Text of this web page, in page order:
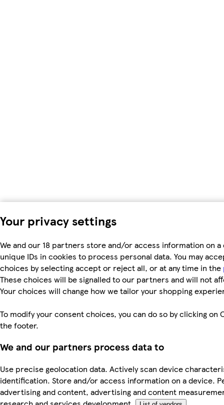
Your privacy settings
We and our 18 partners store and/or access information on a
unique IDs in cookies to process personal data. You may
choices by selecting accept or reject all, or at any time in the
These choices will be signalled to our partners and will not
Your choices will change how we tailor your shopping
To modify your consent choices, you can do so by clicking on
the footer.
We and our partners process data to
Use precise geolocation data. Actively scan device
identification. Store and/or access information on a device.
advertising and content, advertising and content